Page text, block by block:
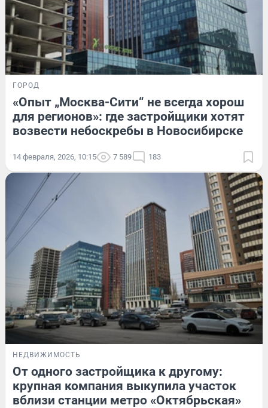
ГОРОД
«Опыт „Москва-Сити“ не всегда хорош
для регионов»: где застройщики хотят
возвести небоскребы в Новосибирске
14 февраля, 2026, 10:15 7 589 183
НЕДВИЖИМОСТЬ
От одного застройщика к другому:
крупная компания выкупила участок
вблизи станции метро «Октябрьская»